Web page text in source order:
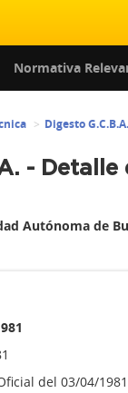
Normativa
Digesto G.C.B.A.
-
Autónoma de
del 03/04/